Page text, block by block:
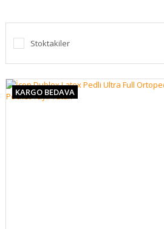
Stoktakiler
KARGO BEDAVA